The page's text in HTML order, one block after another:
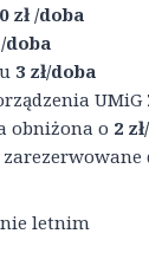
zł /doba
/doba
3 zł/doba
UMiG
obniżona o 2
letnim